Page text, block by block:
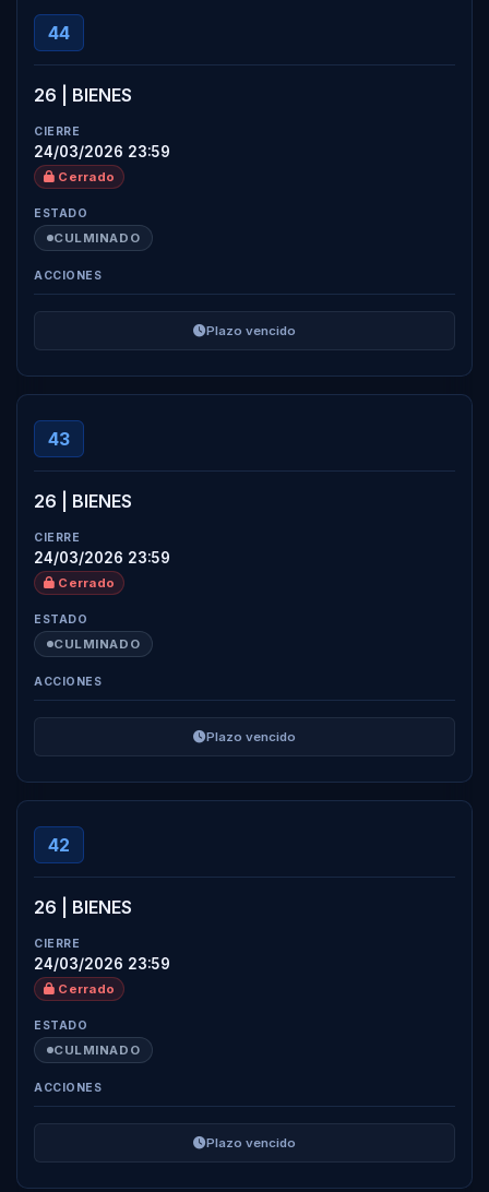
44
26 | BIENES
24/03/2026 23:59
Cerrado
CULMINADO
Plazo vencido
43
26 | BIENES
24/03/2026 23:59
Cerrado
CULMINADO
Plazo vencido
42
26 | BIENES
24/03/2026 23:59
Cerrado
CULMINADO
Plazo vencido